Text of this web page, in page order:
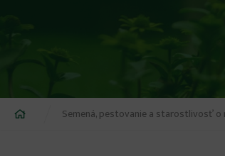
NachádzateSemená, pestovanie a starostlivosť o